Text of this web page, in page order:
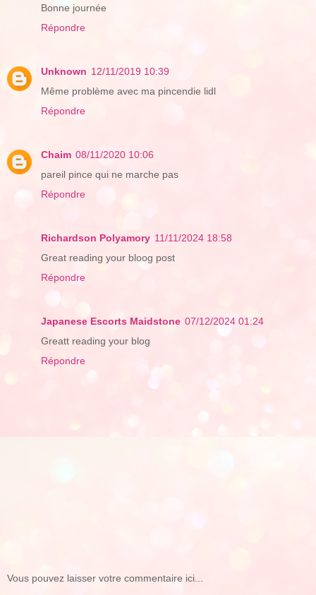
Bonne journée
Répondre
Unknown 12/11/2019 10:39
Même problème avec ma pincendie lidl
Répondre
Chaim 08/11/2020 10:06
pareil pince qui ne marche pas
Répondre
Richardson Polyamory 11/11/2024 18:58
Great reading your bloog post
Répondre
Japanese Escorts Maidstone 07/12/2024 01:24
Greatt reading your blog
Répondre
Vous pouvez laisser votre commentaire ici...